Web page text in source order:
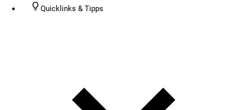
Quicklinks & Tipps